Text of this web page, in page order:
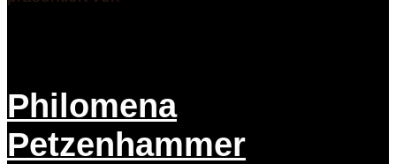
Philomena
Petzenhammer